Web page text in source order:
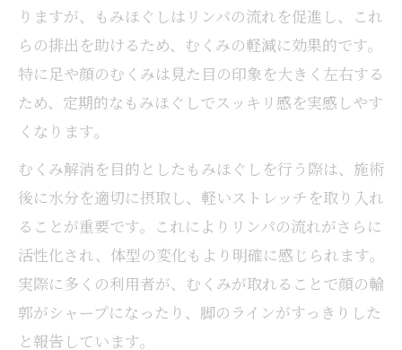
りますが、もみほぐしはリンパの流れを促進し、これ
らの排出を助けるため、むくみの軽減に効果的です。
特に足や顔のむくみは見た目の印象を大きく左右する
ため、定期的なもみほぐしでスッキリ感を実感しやす
くなります。
むくみ解消を目的としたもみほぐしを行う際は、施術
後に水分を適切に摂取し、軽いストレッチを取り入れ
ることが重要です。これによりリンパの流れがさらに
活性化され、体型の変化もより明確に感じられます。
実際に多くの利用者が、むくみが取れることで顔の輪
郭がシャープになったり、脚のラインがすっきりした
と報告しています。